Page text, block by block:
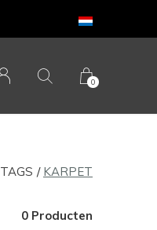
0
TAGS KARPET
0 Producten